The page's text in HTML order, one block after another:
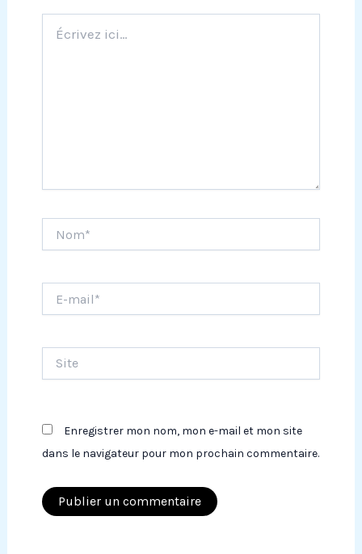
ici…
mail*
Enregistrer mon nom, mon e-mail et mon site
dans le navigateur pour mon prochain commentaire.